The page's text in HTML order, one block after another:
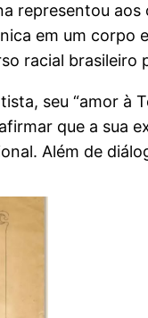
representou
em um corpo
racial brasileiro
seu “amor à
que a sua
Além de